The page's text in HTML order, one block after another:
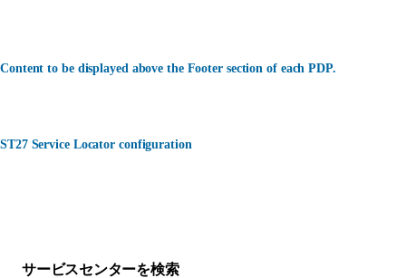
Content to be displayed above the Footer section of each PDP.
ST27 Service Locator configuration
サービスセンターを検索